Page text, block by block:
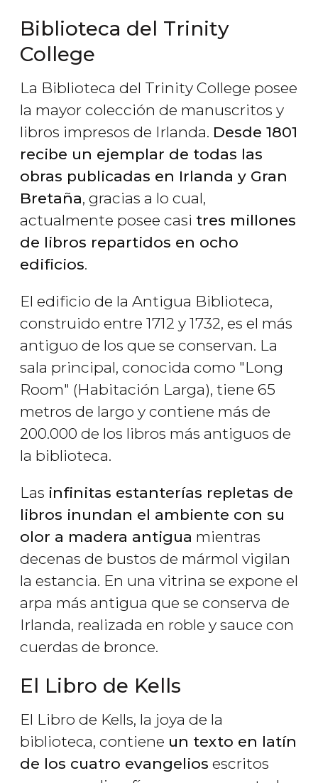
Biblioteca del Trinity
College
La Biblioteca del Trinity College posee
la mayor colección de manuscritos y
libros impresos de Irlanda. Desde 1801
recibe un ejemplar de todas las
obras publicadas en Irlanda y Gran
Bretaña, gracias a lo cual,
actualmente posee casi tres millones
de libros repartidos en ocho
edificios.
El edificio de la Antigua Biblioteca,
construido entre 1712 y 1732, es el más
antiguo de los que se conservan. La
sala principal, conocida como "Long
Room" (Habitación Larga), tiene 65
metros de largo y contiene más de
200.000 de los libros más antiguos de
la biblioteca.
Las infinitas estanterías repletas de
libros inundan el ambiente con su
olor a madera antigua mientras
decenas de bustos de mármol vigilan
la estancia. En una vitrina se expone el
arpa más antigua que se conserva de
Irlanda, realizada en roble y sauce con
cuerdas de bronce.
El Libro de Kells
El Libro de Kells, la joya de la
biblioteca, contiene un texto en latín
de los cuatro evangelios escritos